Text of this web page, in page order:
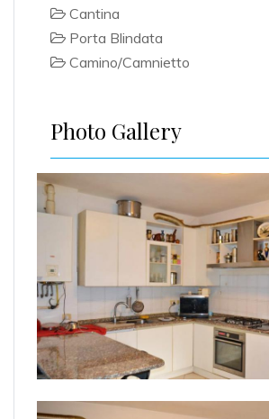
Cantina
Porta Blindata
Camino/Camnietto
Photo Gallery